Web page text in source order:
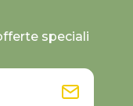
speciali